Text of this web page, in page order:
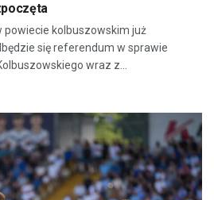
kolbuszowskim już
się referendum w sprawie
wraz z...